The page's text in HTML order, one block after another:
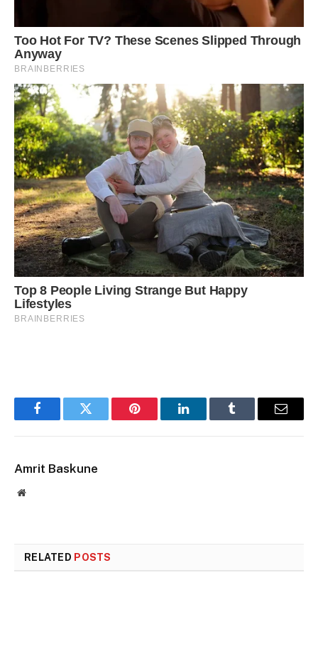
FacebookTwitter Pinterest LinkedInTumblr Email
Amrit Baskune
Website
RELATED POSTS